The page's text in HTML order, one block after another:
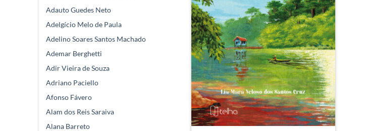
Adauto Guedes Neto
Adelgício Melo de Paula
Adelino Soares Santos Machado
Ademar Berghetti
Adir Vieira de Souza
Adriano Paciello
Afonso Fávero
Alam dos Reis Saraiva
Alana Barreto